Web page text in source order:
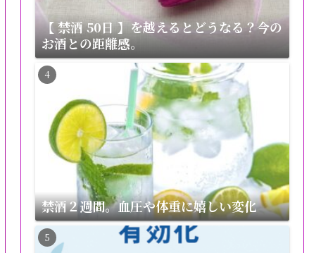
【 禁酒 50日 】を越えるとどうなる？今の
お酒との距離感。
禁酒２週間。血圧や体重に嬉しい変化